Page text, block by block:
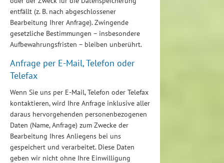
entfällt (z. B. nach abgeschlossener
Bearbeitung Ihrer Anfrage). Zwingende
gesetzliche Bestimmungen – insbesondere
Aufbewahrungsfristen – bleiben unberührt.
Anfrage per E-Mail, Telefon oder
Telefax
Wenn Sie uns per E-Mail, Telefon oder Telefax
kontaktieren, wird Ihre Anfrage inklusive aller
daraus hervorgehenden personenbezogenen
Daten (Name, Anfrage) zum Zwecke der
Bearbeitung Ihres Anliegens bei uns
gespeichert und verarbeitet. Diese Daten
geben wir nicht ohne Ihre Einwilligung